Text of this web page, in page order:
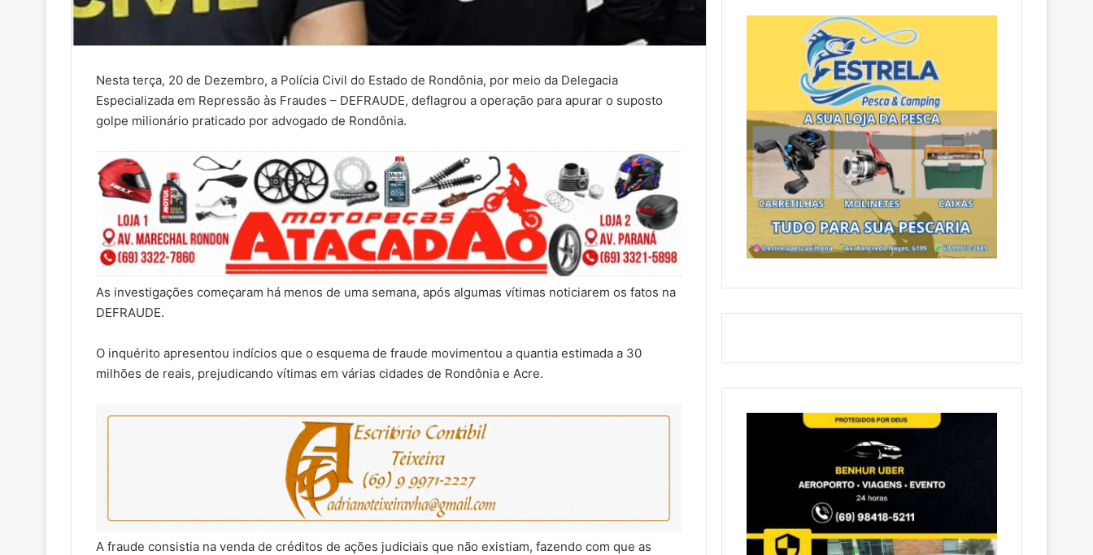
Nesta terça, 20 de Dezembro, a Polícia Civil do Estado de Rondônia, por meio da Delegacia
Especializada em Repressão às Fraudes – DEFRAUDE, deflagrou a operação para apurar o suposto
golpe milionário praticado por advogado de Rondônia.
As investigações começaram há menos de uma semana, após algumas vítimas noticiarem os fatos na
DEFRAUDE.
O inquérito apresentou indícios que o esquema de fraude movimentou a quantia estimada a 30
milhões de reais, prejudicando vítimas em várias cidades de Rondônia e Acre.
A fraude consistia na venda de créditos de ações judiciais que não existiam, fazendo com que as